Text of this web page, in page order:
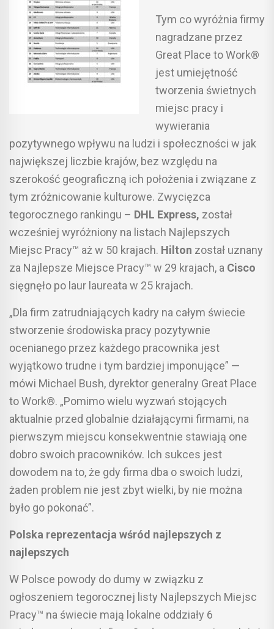
Tym co wyróżnia firmy
nagradzane przez
Great Place to Work®
jest umiejętność
tworzenia świetnych
miejsc pracy i
wywierania
pozytywnego wpływu na ludzi i społeczności w jak
największej liczbie krajów, bez względu na
szerokość geograficzną ich położenia i związane z
tym zróżnicowanie kulturowe. Zwycięzca
tegorocznego rankingu – DHL Express, został
wcześniej wyróżniony na listach Najlepszych
Miejsc Pracy™ aż w 50 krajach. Hilton został uznany
za Najlepsze Miejsce Pracy™ w 29 krajach, a Cisco
sięgnęło po laur laureata w 25 krajach.
„Dla firm zatrudniających kadry na całym świecie
stworzenie środowiska pracy pozytywnie
ocenianego przez każdego pracownika jest
wyjątkowo trudne i tym bardziej imponujące” —
mówi Michael Bush, dyrektor generalny Great Place
to Work®. „Pomimo wielu wyzwań stojących
aktualnie przed globalnie działającymi firmami, na
pierwszym miejscu konsekwentnie stawiają one
dobro swoich pracowników. Ich sukces jest
dowodem na to, że gdy firma dba o swoich ludzi,
żaden problem nie jest zbyt wielki, by nie można
było go pokonać”.
Polska reprezentacja wśród najlepszych z
najlepszych
W Polsce powody do dumy w związku z
ogłoszeniem tegorocznej listy Najlepszych Miejsc
Pracy™ na świecie mają lokalne oddziały 6